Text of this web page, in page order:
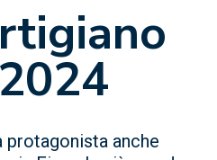
protagonista anche